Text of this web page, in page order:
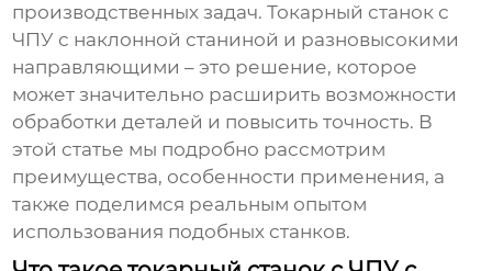
производственных задач.Токарный станок с
ЧПУ с наклонной станиной и разновысокими
направляющими – это решение, которое
может значительно расширить возможности
обработки деталей и повысить точность. В
этой статье мы подробно рассмотрим
преимущества, особенности применения, а
также поделимся реальным опытом
использования подобных станков.